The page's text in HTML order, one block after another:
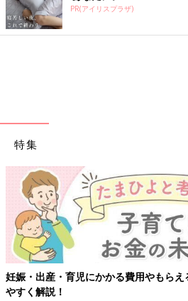
PR(アイリスプラザ)
特集
妊娠・出産・育児にかかる費用やもら
やすく解説！